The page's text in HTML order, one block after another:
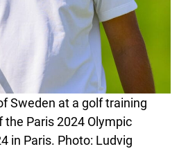
Sweden at a golf training
the Paris 2024 Olympic
in Paris. Photo: Ludvig